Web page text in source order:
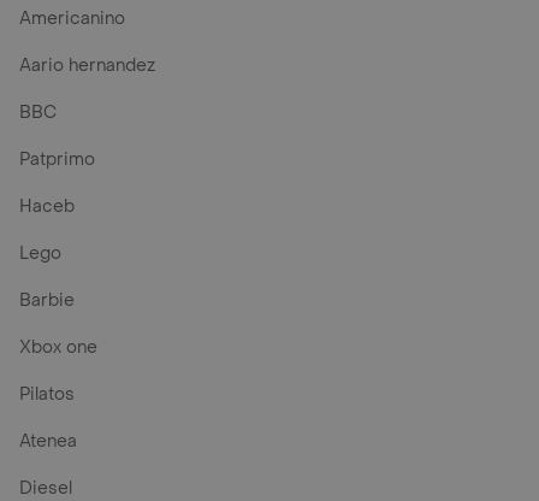
Americanino
Aario hernandez
BBC
Patprimo
Haceb
Lego
Barbie
Xbox one
Pilatos
Atenea
Diesel